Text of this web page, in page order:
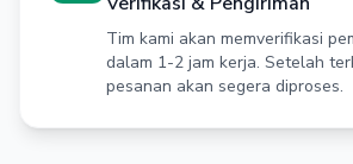
Tim kami akan memverifikasi
dalam 1-2 jam kerja. Setelah
pesanan akan segera diproses.